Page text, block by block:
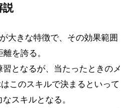
大きな特徴で、その効果範囲
を誇る。
となるが、当たったときのメ
このスキルで決まるといって
スキルとなる。